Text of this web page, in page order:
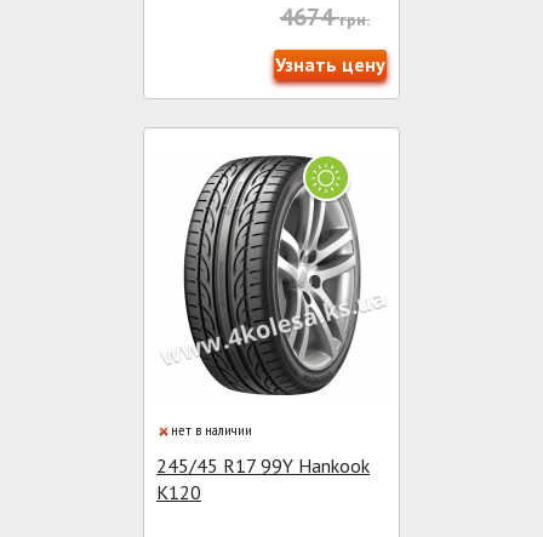
4674грн.
Узнать цену
нет в наличии
245/45 R17 99Y Hankook
K120